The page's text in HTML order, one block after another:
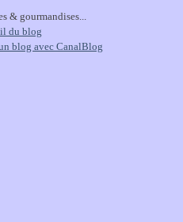
& gourmandises...
du blog
blog avec CanalBlog